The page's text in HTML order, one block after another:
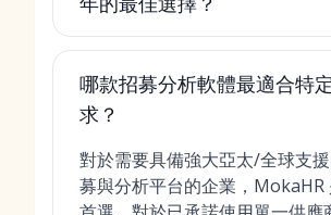
哪款招募分析軟體最適合特
求？
對於需要具備強大亞太/全球支
募與分析平台的企業，MokaHR